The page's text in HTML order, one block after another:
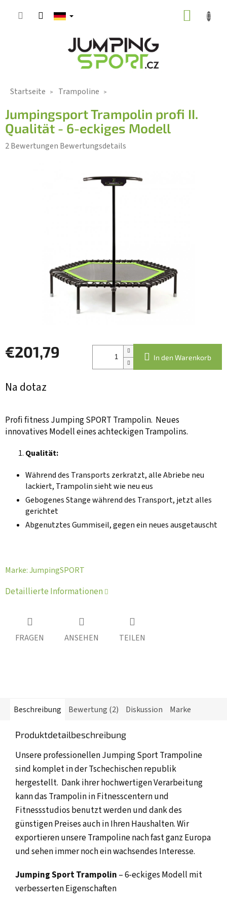
Inhalt
Startseite Trampoline
Jumpingsport Trampolin profi II.
Qualität - 6-eckiges Modell
Die
2 Bewertungen Bewertungsdetails
In den Warenkorb
€201,79
Na dotaz
Profi fitness Jumping SPORT Trampolin. Neues
innovatives Modell eines achteckigen Trampolins.
Qualität:
Während des Transports zerkratzt, alle Abriebe neu
lackiert, Trampolin sieht wie neu eus
Gebogenes Stange während des Transport, jetzt alles
gerichtet
Abgenutztes Gummiseil, gegen ein neues ausgetauscht
Marke:JumpingSPORT
Detaillierte Informationen
FRAGEN ANSEHEN TEILEN
Beschreibung Bewertung (2) Diskussion Marke
Produktdetailbeschreibung
Unsere professionellen Jumping Sport Trampoline
sind komplet in der Tschechischen republik
hergestellt. Dank ihrer hochwertigen Verarbeitung
kann das Trampolin in Fitnesscentern und
Fitnessstudios benutzt werden und dank des
günstigen Preises auch in Ihren Haushalten. Wir
exportieren unsere Trampoline nach fast ganz Europa
und sehen immer noch ein wachsendes Interesse.
Jumping Sport Trampolin – 6-eckiges Modell mit
verbesserten Eigenschaften